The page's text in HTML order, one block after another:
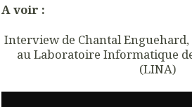
A voir :
Interview de Chantal
au Laboratoire Informatique
(LINA)